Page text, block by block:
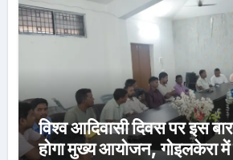
विश्व आदिवासी दिवस पर इस
होगा मुख्य आयोजन, गोइलकेरा में